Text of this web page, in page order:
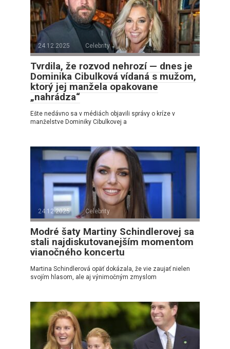
24.12.2025 Celebrity
Tvrdila, že rozvod nehrozí — dnes je
Dominika Cibulková vídaná s mužom,
ktorý jej manžela opakovane
„nahrádza“
Ešte nedávno sa v médiách objavili správy o kríze v
manželstve Dominiky Cibulkovej a
24.12.2025 Celebrity
Modré šaty Martiny Schindlerovej sa
stali najdiskutovanejším momentom
vianočného koncertu
Martina Schindlerová opäť dokázala, že vie zaujať nielen
svojím hlasom, ale aj výnimočným zmyslom